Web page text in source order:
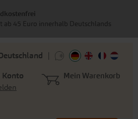
Konto Mein Warenkorb
ab 45 Euro innerhalb Deutschlands